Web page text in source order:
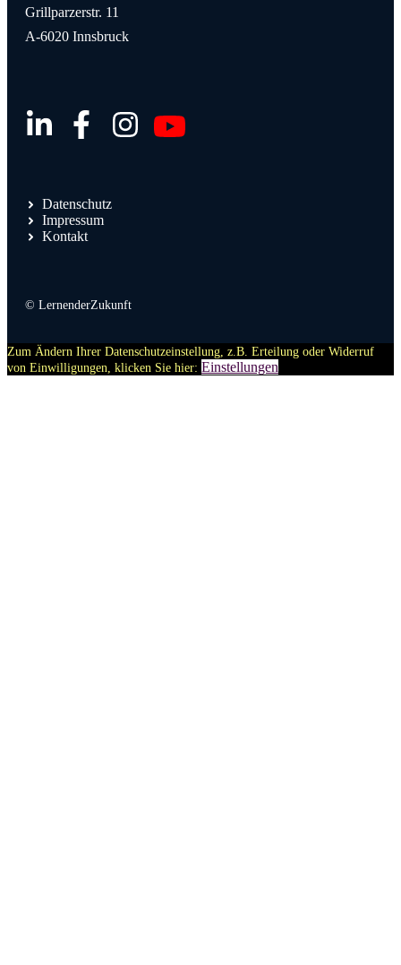
Grillparzerstr. 11
A-6020 Innsbruck
Datenschutz
Impressum
Kontakt
© LernenderZukunft
Zum Ändern Ihrer Datenschutzeinstellung, z.B. Erteilung oder Widerruf
von Einwilligungen, klicken Sie hier: Einstellungen